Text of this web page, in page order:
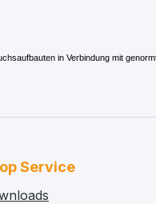
in Verbindung mit
Service